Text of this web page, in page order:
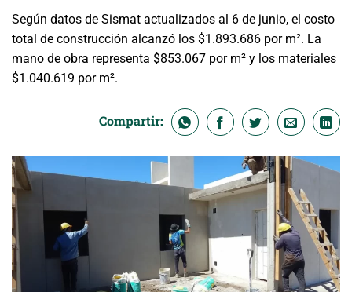
Según datos de Sismat actualizados al 6 de junio, el costo
total de construcción alcanzó los $1.893.686 por m². La
mano de obra representa $853.067 por m² y los materiales
$1.040.619 por m².
Compartir: